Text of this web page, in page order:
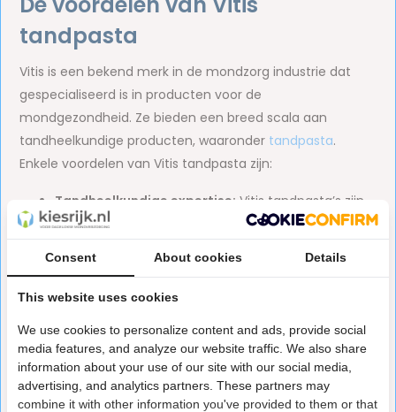
tandpasta
Vitis is een bekend merk in de mondzorg industrie dat
gespecialiseerd is in producten voor de
mondgezondheid. Ze bieden een breed scala aan
tandheelkundige producten, waaronder tandpasta.
Enkele voordelen van Vitis tandpasta zijn:
Tandheelkundige expertise: Vitis tandpasta’s zijn
ontwikkeld door experts op het gebied van de
tandheelkunde en mondverzorging. De producten
worden vaak aanbevolen door tandartsen en
mondhygiënisten.
Diverse formules:Vitis biedt verschillende
tandpasta formules die zijn afgestemd op
specifieke mondverzorging behoeften, zoals
gevoelige tanden, tandvleesproblemen of
Consent About cookies Details
This website uses cookies
We use cookies to personalize content and ads, provide social
media features, and analyze our website traffic. We also share
information about your use of our site with our social media,
advertising, and analytics partners. These partners may
combine it with other information you've provided to them or that